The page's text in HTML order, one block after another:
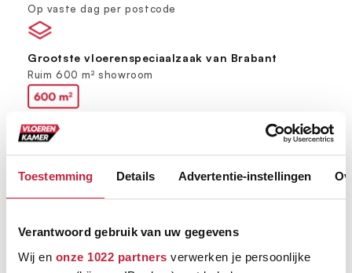
Toestemming Details Advertentie-instellingen
Verantwoord gebruik van uw gegevens
Wij en onze 1022 partners verwerken je persoonlijke
Op vaste dag per postcode
Grootste vloerenspeciaalzaak van Brabant
Ruim 600 m² showroom
Keus uit meer dan 5000+ verschillende vloeren
Ruim assortiment, elke stijl